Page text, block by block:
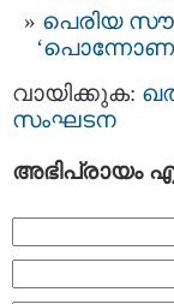
പെരിയ
വായിക്കുക:
സംഘടന
അഭിപ്രായം